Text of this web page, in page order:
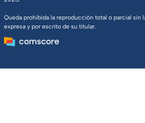
Queda prohibida la reproducción total o parcial sin
expresa y por escrito de su titular.